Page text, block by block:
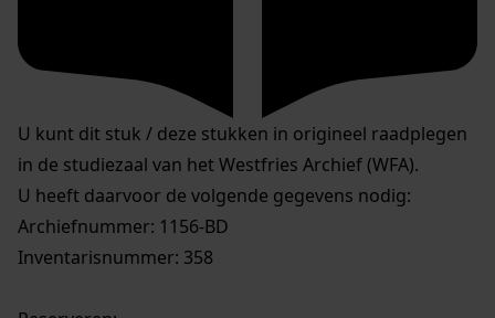
U kunt dit stuk / deze stukken in origineel raadplegen
in de studiezaal van het Westfries Archief (WFA).
U heeft daarvoor de volgende gegevens nodig:
Archiefnummer: 1156-BD
Inventarisnummer: 358